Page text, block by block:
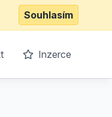
Souhlasím
Inzerce